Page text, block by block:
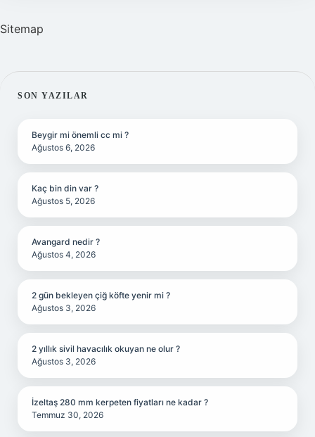
Sitemap
SIDEBAR
SON YAZILAR
Beygir mi önemli cc mi ?
Ağustos 6, 2026
Kaç bin din var ?
Ağustos 5, 2026
Avangard nedir ?
Ağustos 4, 2026
2 gün bekleyen çiğ köfte yenir mi ?
Ağustos 3, 2026
2 yıllık sivil havacılık okuyan ne olur ?
Ağustos 3, 2026
İzeltaş 280 mm kerpeten fiyatları ne kadar ?
Temmuz 30, 2026